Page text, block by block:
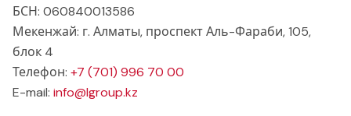
БСН: 060840013586
Мекенжай: г. Алматы, проспект Аль-Фараби, 105,
блок 4
Телефон: +7 (701) 996 70 00
E-mail: info@lgroup.kz